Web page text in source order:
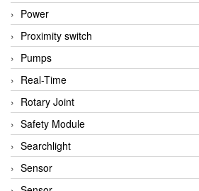
Power
Proximity switch
Pumps
Real-Time
Rotary Joint
Safety Module
Searchlight
Sensor